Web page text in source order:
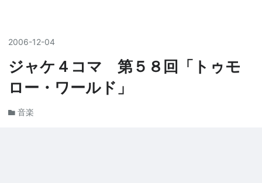
2006-12-04
ジャケ４コマ 第５８回「トゥモ
ロー・ワールド」
音楽